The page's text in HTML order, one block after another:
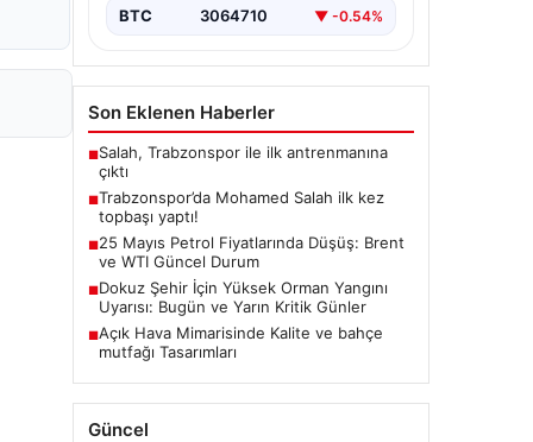
BTC 3064710 ▼ -0.54%
Son Eklenen Haberler
■Salah, Trabzonspor ile ilk antrenmanına
çıktı
■Trabzonspor’da Mohamed Salah ilk kez
topbaşı yaptı!
■25 Mayıs Petrol Fiyatlarında Düşüş: Brent
ve WTI Güncel Durum
■Dokuz Şehir İçin Yüksek Orman Yangını
Uyarısı: Bugün ve Yarın Kritik Günler
■Açık Hava Mimarisinde Kalite ve bahçe
mutfağı Tasarımları
Güncel